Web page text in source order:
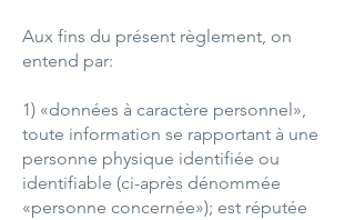
Aux fins du présent règlement, on
entend par:
1) «données à caractère personnel»,
toute information se rapportant à une
personne physique identifiée ou
identifiable (ci-après dénommée
«personne concernée»); est réputée